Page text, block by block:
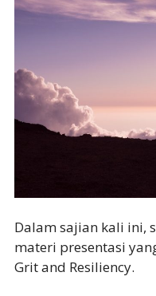
Dalam sajian kali ini,
materi presentasi
Grit and Resiliency.